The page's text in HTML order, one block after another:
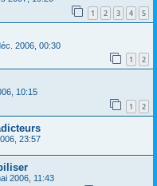
1 2 3 4 5
2006, 00:30
1 2
10:15
1 2
23:57
2006, 11:43